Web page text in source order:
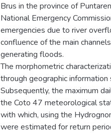
Brus in the province of
National Emergency
emergencies due to river
confluence of the main
generating floods.
The morphometric
through geographic
Subsequently, the maximum
the Coto 47 meteorological
with which, using the
were estimated for return